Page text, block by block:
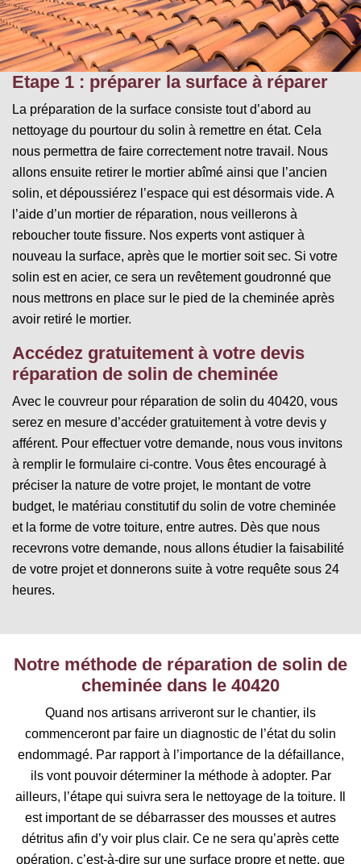
Etape 1 : préparer la surface à réparer
La préparation de la surface consiste tout d’abord au
nettoyage du pourtour du solin à remettre en état. Cela
nous permettra de faire correctement notre travail. Nous
allons ensuite retirer le mortier abîmé ainsi que l’ancien
solin, et dépoussiérez l’espace qui est désormais vide. A
l’aide d’un mortier de réparation, nous veillerons à
reboucher toute fissure. Nos experts vont astiquer à
nouveau la surface, après que le mortier soit sec. Si votre
solin est en acier, ce sera un revêtement goudronné que
nous mettrons en place sur le pied de la cheminée après
avoir retiré le mortier.
Accédez gratuitement à votre devis
réparation de solin de cheminée
Avec le couvreur pour réparation de solin du 40420, vous
serez en mesure d’accéder gratuitement à votre devis y
afférent. Pour effectuer votre demande, nous vous invitons
à remplir le formulaire ci-contre. Vous êtes encouragé à
préciser la nature de votre projet, le montant de votre
budget, le matériau constitutif du solin de votre cheminée
et la forme de votre toiture, entre autres. Dès que nous
recevrons votre demande, nous allons étudier la faisabilité
de votre projet et donnerons suite à votre requête sous 24
heures.
Notre méthode de réparation de solin de
cheminée dans le 40420
Quand nos artisans arriveront sur le chantier, ils
commenceront par faire un diagnostic de l’état du solin
endommagé. Par rapport à l’importance de la défaillance,
ils vont pouvoir déterminer la méthode à adopter. Par
ailleurs, l’étape qui suivra sera le nettoyage de la toiture. Il
est important de se débarrasser des mousses et autres
détritus afin d’y voir plus clair. Ce ne sera qu’après cette
opération, c’est-à-dire sur une surface propre et nette, que